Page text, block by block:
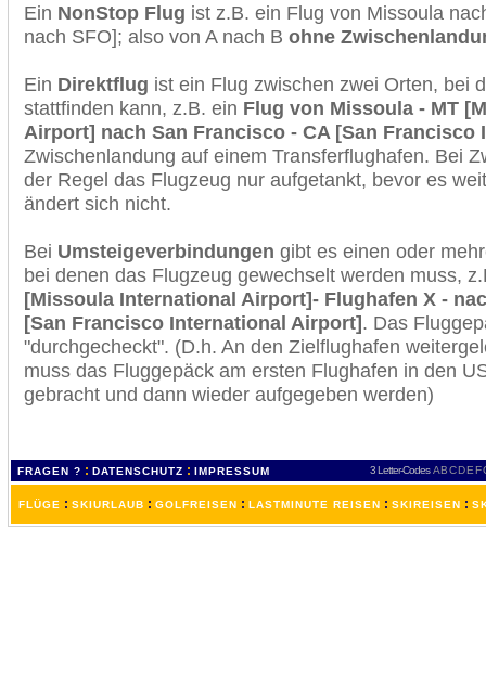
Ein NonStop Flug ist z.B. ein Flug von Missoula
nach SFO]; also von A nach B ohne
Ein Direktflug ist ein Flug zwischen zwei Orten, bei
stattfinden kann, z.B. ein Flug von Missoula - MT
Airport] nach San Francisco - CA [San
Zwischenlandung auf einem Transferflughafen. Bei
der Regel das Flugzeug nur aufgetankt, bevor es
ändert sich nicht.
Bei Umsteigeverbindungen gibt es einen oder
bei denen das Flugzeug gewechselt werden muss,
[Missoula International Airport]- Flughafen X -
[San Francisco International Airport]. Das
"durchgecheckt". (D.h. An den Zielflughafen
muss das Fluggepäck am ersten Flughafen in den
gebracht und dann wieder aufgegeben werden)
FRAGEN ? : DATENSCHUTZ : IMPRESSUM 3 Letter-Codes ABCDEF
FLÜGE : SKIURLAUB : GOLFREISEN : LASTMINUTE REISEN : SKIREISEN :